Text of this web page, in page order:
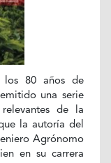
los 80 años de
una serie
de la
la autoría del
Agrónomo
en su carrera